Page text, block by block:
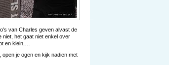
van Charles geven alvast de
niet, het gaat niet enkel over
en klein,…
je ogen en kijk nadien met